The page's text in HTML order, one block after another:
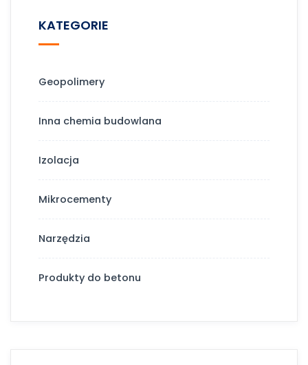
KATEGORIE
Geopolimery
Inna chemia budowlana
Izolacja
Mikrocementy
Narzędzia
Produkty do betonu